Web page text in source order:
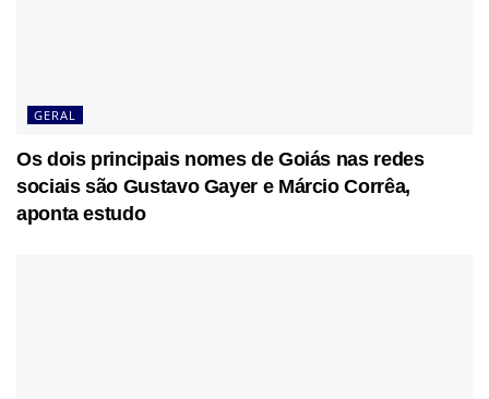
GERAL
Os dois principais nomes de Goiás nas redes
sociais são Gustavo Gayer e Márcio Corrêa,
aponta estudo